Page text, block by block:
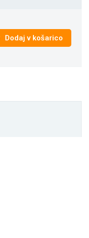
Dodaj v košarico